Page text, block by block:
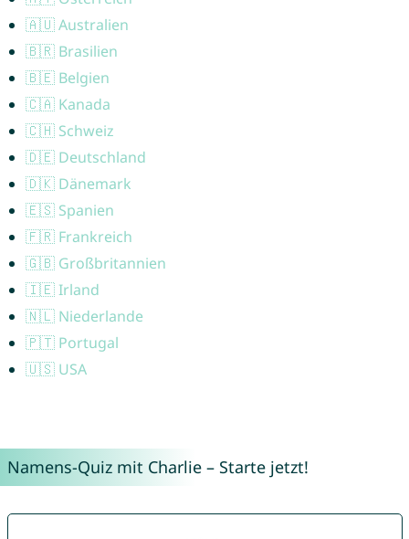
🇦🇺 Australien
🇧🇷 Brasilien
🇧🇪 Belgien
🇨🇦 Kanada
🇨🇭 Schweiz
🇩🇪 Deutschland
🇩🇰 Dänemark
🇪🇸 Spanien
🇫🇷 Frankreich
🇬🇧 Großbritannien
🇮🇪 Irland
🇳🇱 Niederlande
🇵🇹 Portugal
🇺🇸 USA
Namens-Quiz mit Charlie – Starte jetzt!